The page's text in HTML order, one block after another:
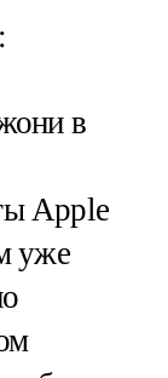
в
Apple
уже